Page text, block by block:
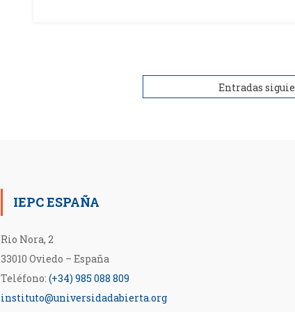
Entradas
IEPC ESPAÑA
Rio Nora, 2
33010 Oviedo – España
Teléfono:(+34) 985 088 809
instituto@universidadabierta.org